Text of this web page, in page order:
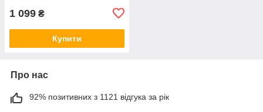
1 099 ₴
Купити
Про нас
92% позитивних з 1121 відгука за рік